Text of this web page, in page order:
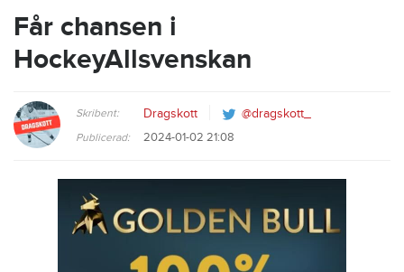
Får chansen i
HockeyAllsvenskan
Skribent: Dragskott @dragskott_
Publicerad: 2024-01-02 21:08